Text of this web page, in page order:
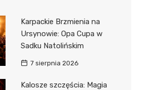
Karpackie Brzmienia na
Ursynowie: Opa Cupa w
Sadku Natolińskim
7 sierpnia 2026
Kalosze szczęścia: Magia